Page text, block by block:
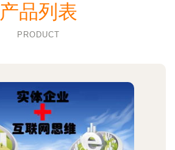
产品列表
PRODUCT